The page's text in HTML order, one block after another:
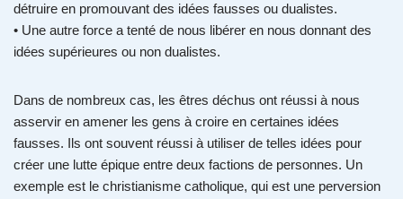
détruire en promouvant des idées fausses ou dualistes.
• Une autre force a tenté de nous libérer en nous donnant des
idées supérieures ou non dualistes.
Dans de nombreux cas, les êtres déchus ont réussi à nous
asservir en amener les gens à croire en certaines idées
fausses. Ils ont souvent réussi à utiliser de telles idées pour
créer une lutte épique entre deux factions de personnes. Un
exemple est le christianisme catholique, qui est une perversion